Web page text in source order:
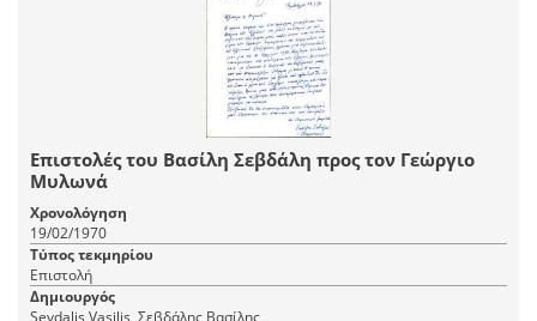
Επιστολές του Βασίλη Σεβδάλη προς τον Γεώργιο
Μυλωνά
Χρονολόγηση
19/02/1970
Τύπος τεκμηρίου
Επιστολή
Δημιουργός